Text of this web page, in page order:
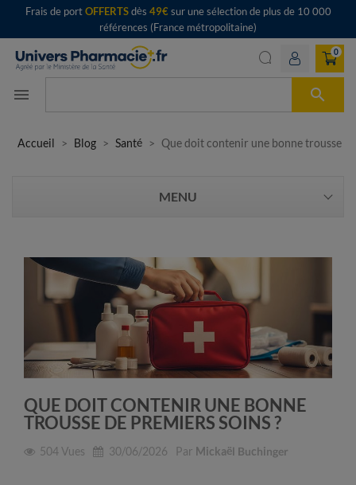
Frais de portOFFERTSdès 49€sur une sélection de plus de 10 000
références (France métropolitaine)
menu 
0
Accueil Blog Santé Que doit contenir une bonne trousse
MENU
QUE DOIT CONTENIR UNE BONNE
TROUSSE DE PREMIERS SOINS ?
504Vues 30/06/2026 Par Mickaël Buchinger